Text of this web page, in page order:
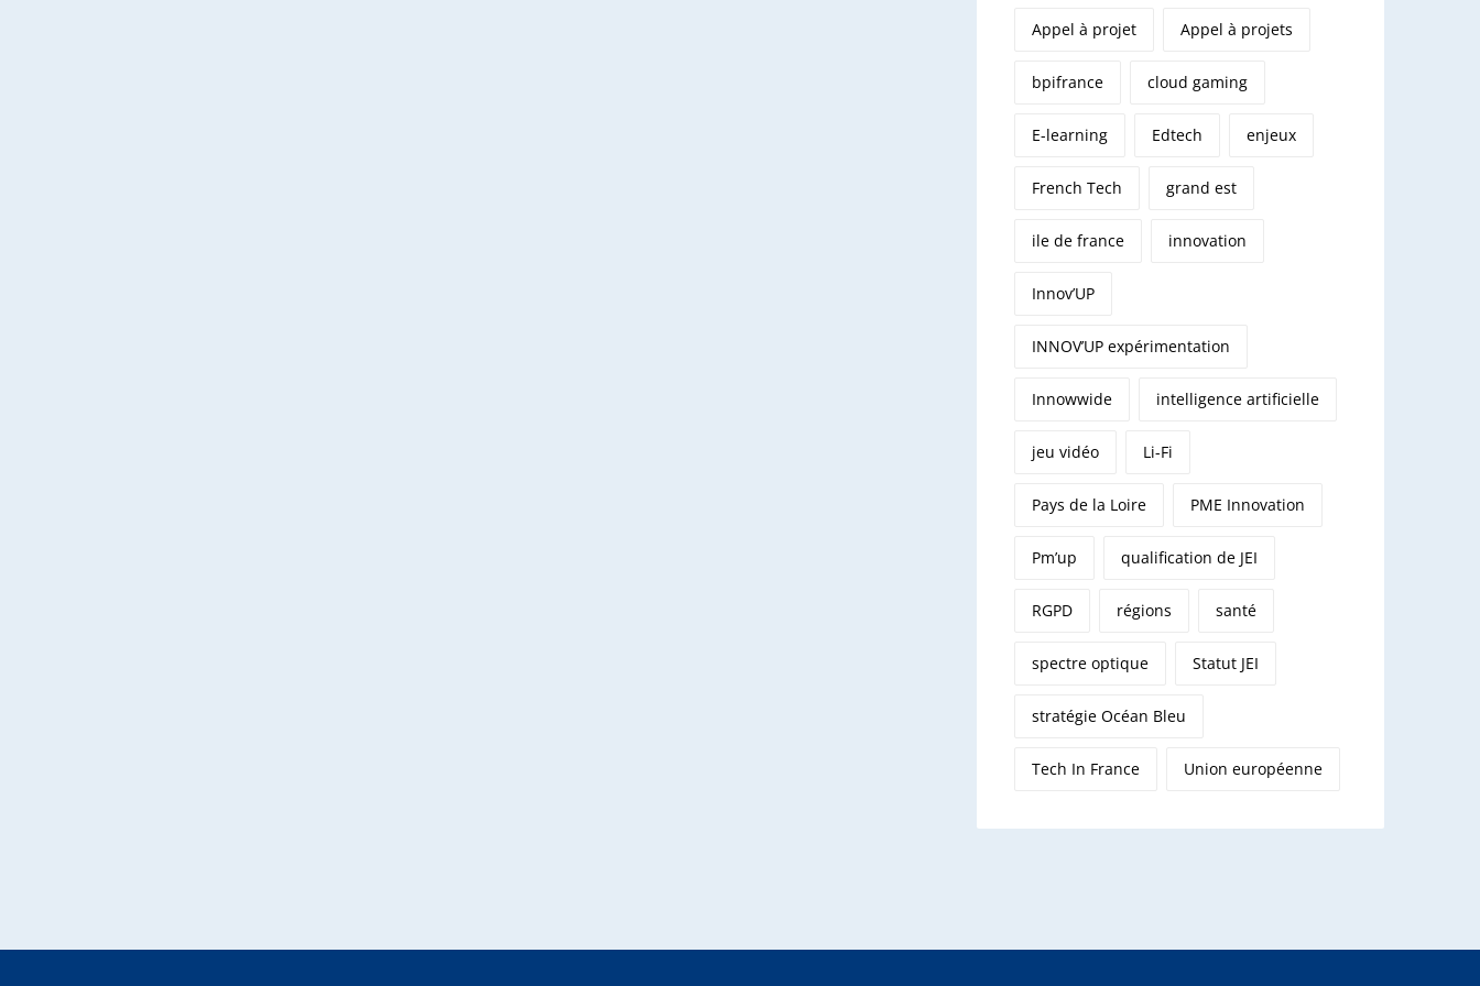
Appel à projet Appel à projets
bpifrance cloud gaming
E-learning Edtech enjeux
French Tech grand est
ile de france innovation
Innov’UP
INNOV’UP expérimentation
Innowwide intelligence artificielle
jeu vidéo Li-Fi
Pays de la Loire PME Innovation
Pm’up qualification de JEI
RGPD régions santé
spectre optique Statut JEI
stratégie Océan Bleu
Tech In France Union européenne